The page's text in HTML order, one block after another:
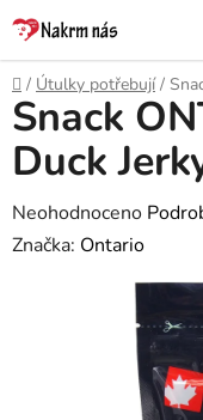
Přejít
na
obsah
Domů
/ Útulky potřebují /
Snack
Duck
Průměrné
hodnocení
Neohodnoceno
Značka: Ontario